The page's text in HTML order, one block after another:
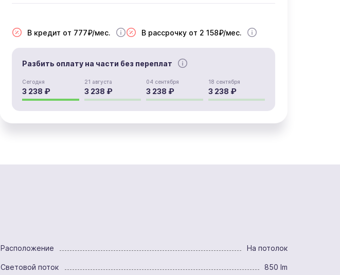
В кредит от 777₽/мес. В рассрочку от 2 158₽/мес.
Разбить оплату на части без переплат
Сегодня
3 238 ₽
21 августа
3 238 ₽
04 сентября
3 238 ₽
18 сентября
3 238 ₽
Расположение На потолок
Световой поток 850 lm